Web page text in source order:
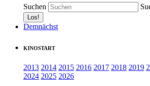
Suchen
Demnächst
KINOSTART
2013 2014 2015 2016 2017 2018 2019
2024 2025 2026